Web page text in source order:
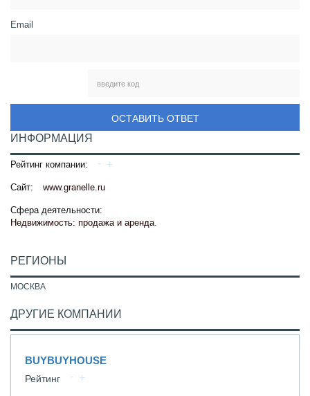
Email
ОСТАВИТЬ ОТВЕТ
ИНФОРМАЦИЯ
Рейтинг компании:
Сайт: www.granelle.ru
Сфера деятельности:
Недвижимость: продажа и аренда.
РЕГИОНЫ
МОСКВА
ДРУГИЕ КОМПАНИИ
BUYBUYHOUSE
Рейтинг